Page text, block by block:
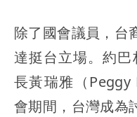
除了國會議員，台
達挺台立場。約
長黃瑞雅（
會期間，台灣成為